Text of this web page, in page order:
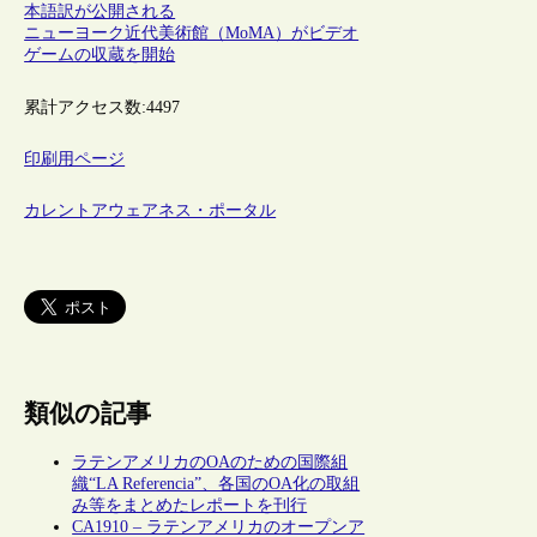
本語訳が公開される
ニューヨーク近代美術館（MoMA）がビデオ
ゲームの収蔵を開始
累計アクセス数:4497
印刷用ページ
カレントアウェアネス・ポータル
類似の記事
ラテンアメリカのOAのための国際組
織“LA Referencia”、各国のOA化の取組
み等をまとめたレポートを刊行
CA1910 – ラテンアメリカのオープンア